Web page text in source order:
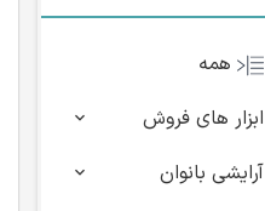
همه
ابزار های فروش
آرایشی بانوان